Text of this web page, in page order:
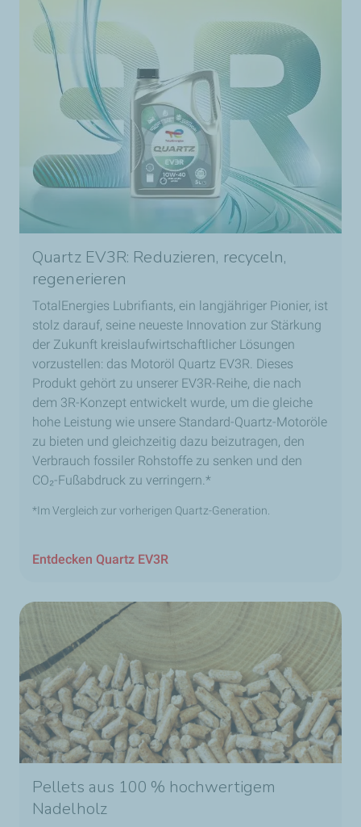
Quartz EV3R: Reduzieren, recyceln,
regenerieren
TotalEnergies Lubrifiants, ein langjähriger Pionier, ist
stolz darauf, seine neueste Innovation zur Stärkung
der Zukunft kreislaufwirtschaftlicher Lösungen
vorzustellen: das Motoröl Quartz EV3R. Dieses
Produkt gehört zu unserer EV3R-Reihe, die nach
dem 3R-Konzept entwickelt wurde, um die gleiche
hohe Leistung wie unsere Standard-Quartz-Motoröle
zu bieten und gleichzeitig dazu beizutragen, den
Verbrauch fossiler Rohstoffe zu senken und den
CO₂-Fußabdruck zu verringern.*
*Im Vergleich zur vorherigen Quartz-Generation.
Entdecken Quartz EV3R
Pellets aus 100 % hochwertigem
Nadelholz